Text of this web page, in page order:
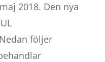
2018. Den nya
följer